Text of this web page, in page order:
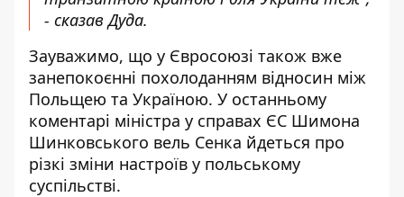
- сказав Дуда.
Зауважимо, що у Євросоюзі також вже
занепокоєнні похолоданням відносин між
Польщею та Україною. У останньому
коментарі міністра у справах ЄС Шимона
Шинковського вель Сенка йдеться про
різкі зміни настроїв у польському
суспільстві.